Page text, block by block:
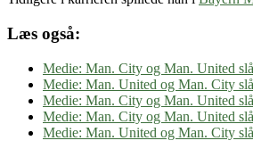
Læs også:
Medie: Man. City og Man. United
Medie: Man. United og Man. City
Medie: Man. City og Man. United
Medie: Man. City og Man. United
Medie: Man. United og Man. City